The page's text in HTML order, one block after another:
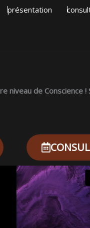
présentation
de Conscience